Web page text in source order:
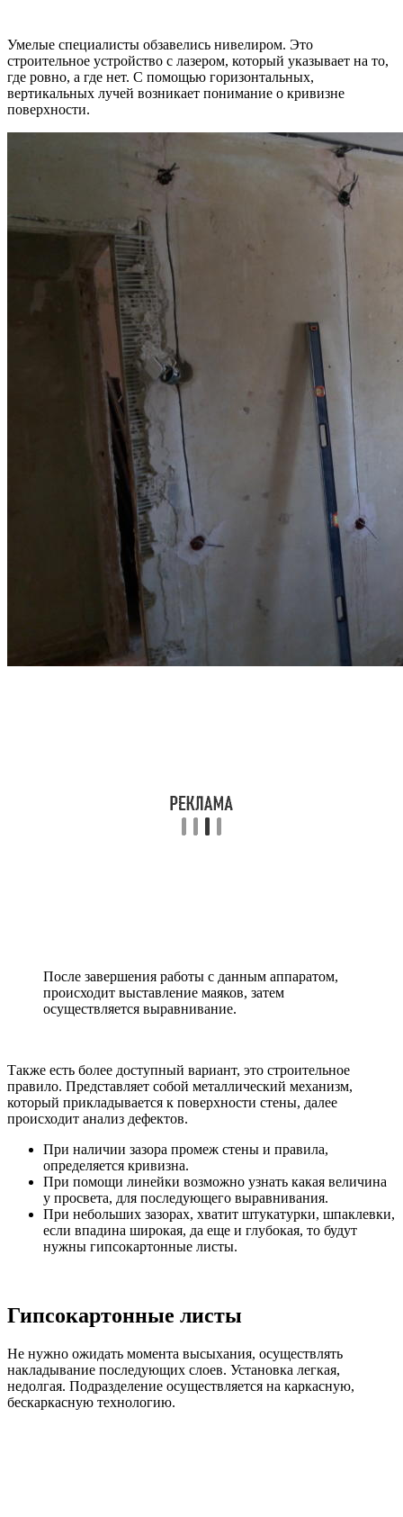
Умелые специалисты обзавелись нивелиром. Это
строительное устройство с лазером, который указывает на то,
где ровно, а где нет. С помощью горизонтальных,
вертикальных лучей возникает понимание о кривизне
поверхности.
После завершения работы с данным аппаратом,
происходит выставление маяков, затем
осуществляется выравнивание.
Также есть более доступный вариант, это строительное
правило. Представляет собой металлический механизм,
который прикладывается к поверхности стены, далее
происходит анализ дефектов.
При наличии зазора промеж стены и правила,
определяется кривизна.
При помощи линейки возможно узнать какая величина
у просвета, для последующего выравнивания.
При небольших зазорах, хватит штукатурки, шпаклевки,
если впадина широкая, да еще и глубокая, то будут
нужны гипсокартонные листы.
Гипсокартонные листы
Не нужно ожидать момента высыхания, осуществлять
накладывание последующих слоев. Установка легкая,
недолгая. Подразделение осуществляется на каркасную,
бескаркасную технологию.